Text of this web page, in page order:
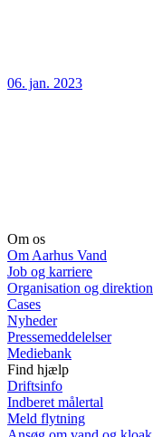
06. jan. 2023
Om os
Om Aarhus Vand
Job og karriere
Organisation og direktion
Cases
Nyheder
Pressemeddelelser
Mediebank
Find hjælp
Driftsinfo
Indberet målertal
Meld flytning